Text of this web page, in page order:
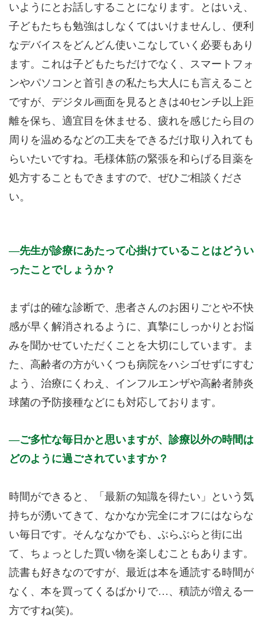
いようにとお話しすることになります。とはいえ、
子どもたちも勉強はしなくてはいけませんし、便利
なデバイスをどんどん使いこなしていく必要もあり
ます。これは子どもたちだけでなく、スマートフォ
ンやパソコンと首引きの私たち大人にも言えること
ですが、デジタル画面を見るときは40センチ以上距
離を保ち、適宜目を休ませる、疲れを感じたら目の
周りを温めるなどの工夫をできるだけ取り入れても
らいたいですね。毛様体筋の緊張を和らげる目薬を
処方することもできますので、ぜひご相談くださ
い。
先生が診療にあたって心掛けていることはどうい
ったことでしょうか？
まずは的確な診断で、患者さんのお困りごとや不快
感が早く解消されるように、真摯にしっかりとお悩
みを聞かせていただくことを大切にしています。ま
た、高齢者の方がいくつも病院をハシゴせずにすむ
よう、治療にくわえ、インフルエンザや高齢者肺炎
球菌の予防接種などにも対応しております。
ご多忙な毎日かと思いますが、診療以外の時間は
どのように過ごされていますか？
時間ができると、「最新の知識を得たい」という気
持ちが湧いてきて、なかなか完全にオフにはならな
い毎日です。そんななかでも、ぶらぶらと街に出
て、ちょっとした買い物を楽しむこともあります。
読書も好きなのですが、最近は本を通読する時間が
なく、本を買ってくるばかりで…、積読が増える一
方ですね(笑)。